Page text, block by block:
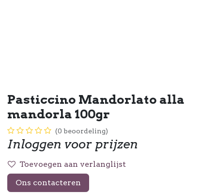
Pasticcino Mandorlato alla
mandorla 100gr
(0 beoordeling)
Inloggen voor prijzen
Toevoegen aan verlanglijst
Ons contacteren